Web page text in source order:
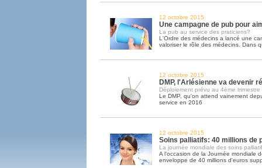
12 octobre 2015
Une campagne de pub pour
La pub au service des praticiens?
L'Ordre des médecins a lancé une
valoriser le rôle des médecins. Dans
12 octobre 2015
DMP, l'Arlésienne va devenir
Déploiement prévu au 4ème trimestre
Le DMP, qu'on attend vainement
service en 2016
12 octobre 2015
Soins palliatifs: 40 millions de
La journée mondiale des soins
A l'occasion de la Journée mondiale
enveloppe de 40 millions d'euros